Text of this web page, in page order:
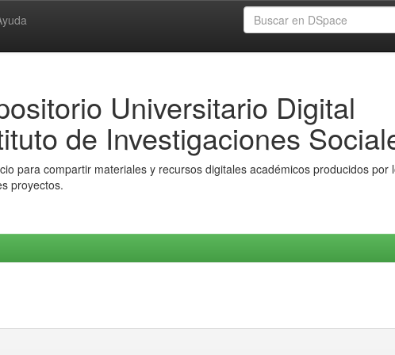
Universitario Digital
de Investigaciones
para compartir materiales y recursos digitales académicos producidos
proyectos.